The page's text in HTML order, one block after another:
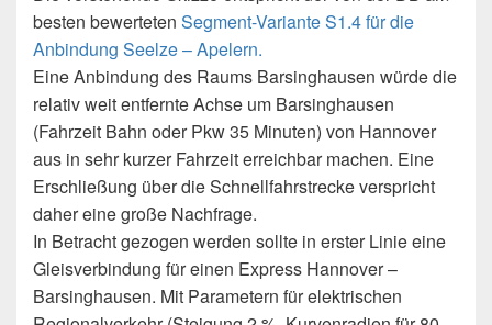
besten bewerteten Segment-Variante S1.4 für die
Anbindung Seelze – Apelern.
Eine Anbindung des Raums Barsinghausen würde die
relativ weit entfernte Achse um Barsinghausen
(Fahrzeit Bahn oder Pkw 35 Minuten) von Hannover
aus in sehr kurzer Fahrzeit erreichbar machen. Eine
Erschließung über die Schnellfahrstrecke verspricht
daher eine große Nachfrage.
In Betracht gezogen werden sollte in erster Linie eine
Gleisverbindung für einen Express Hannover –
Barsinghausen. Mit Parametern für elektrischen